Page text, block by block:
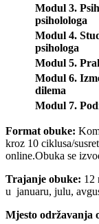
Modul 3.
psiholologa
Modul 4.
psihologa
Modul 5.
Modul 6.
dilema
Modul 7.
Format obuke:
kroz 10 ciklusa/
online.Obuka se
Trajanje obuke: 12
u januaru, julu,
Mjesto održavanja